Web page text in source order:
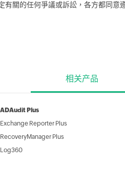
有關的任何爭議或訴訟，各方都同
相关产品
ADAudit Plus
Exchange Reporter Plus
RecoveryManager Plus
Log360